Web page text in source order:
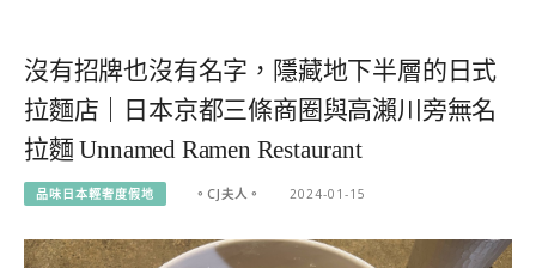
沒有招牌也沒有名字，隱藏地下半層的日式
拉麵店｜日本京都三條商圈與高瀨川旁無名
拉麵 Unnamed Ramen Restaurant
品味日本輕奢度假地 。CJ夫人。 2024-01-15